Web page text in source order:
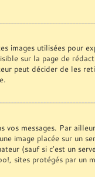
images utilisées pour
sur la page de
peut décider de les
vos messages. Par
image placée sur un
(sauf si c’est un
sites protégés par un